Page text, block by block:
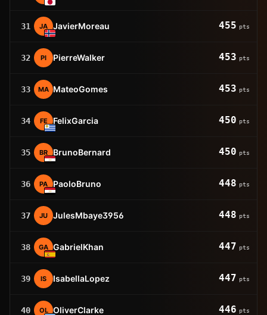
31 JA JavierMoreau 455 pts
32 PI PierreWalker 453 pts
33 MA MateoGomes 453 pts
34 FE FelixGarcia 450 pts
35 BR BrunoBernard 450 pts
36 PA PaoloBruno 448 pts
37 JU JulesMbaye3956 448 pts
38 GA GabrielKhan 447 pts
39 IS IsabellaLopez 447 pts
40 OL OliverClarke 446 pts